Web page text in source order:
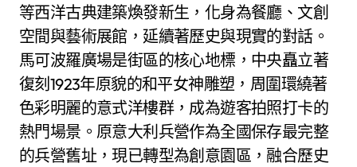
等西洋古典建築煥發新生，化身為餐廳、文創
空間與藝術展館，延續著歷史與現實的對話。
馬可波羅廣場是街區的核心地標，中央矗立著
復刻1923年原貌的和平女神雕塑，周圍環繞著
色彩明麗的意式洋樓群，成為遊客拍照打卡的
熱門場景。原意大利兵營作為全國保存最完整
的兵營舊址，現已轉型為創意園區，融合歷史